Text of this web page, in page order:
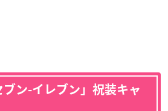
ン-イレブン」祝装キャ